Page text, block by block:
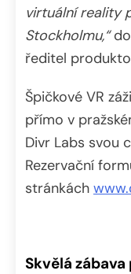
virtuální reality
Stockholmu,“
ředitel
Špičkové VR
přímo v
Divr Labs svou
Rezervační
stránkách
Skvělá